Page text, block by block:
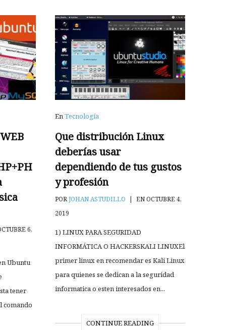
6,
Ubuntu
tener
comando
EnTecnología
Que distribución Linux
deberías usar
dependiendo de tus gustos
y profesión
PORJOHAN ASTUDILLO | EN OCTUBRE 4,
2019
1) LINUX PARA SEGURIDAD
INFORMÁTICA O HACKERSKALI LINUX​El
primer linux en recomendar es Kali Linux
para quienes se dedican a la seguridad
informatica o esten interesados en...
CONTINUE READING